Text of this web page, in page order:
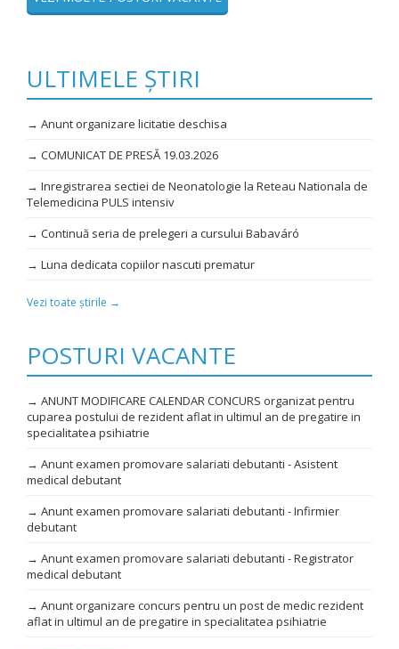
ULTIMELE ȘTIRI
→ Anunt organizare licitatie deschisa
→ COMUNICAT DE PRESĂ 19.03.2026
→ Inregistrarea sectiei de Neonatologie la Reteau Nationala de
Telemedicina PULS intensiv
→ Continuă seria de prelegeri a cursului Babaváró
→ Luna dedicata copiilor nascuti prematur
Vezi toate știrile →
POSTURI VACANTE
→ ANUNT MODIFICARE CALENDAR CONCURS organizat pentru
cuparea postului de rezident aflat in ultimul an de pregatire in
specialitatea psihiatrie
→ Anunt examen promovare salariati debutanti - Asistent
medical debutant
→ Anunt examen promovare salariati debutanti - Infirmier
debutant
→ Anunt examen promovare salariati debutanti - Registrator
medical debutant
→ Anunt organizare concurs pentru un post de medic rezident
aflat in ultimul an de pregatire in specialitatea psihiatrie